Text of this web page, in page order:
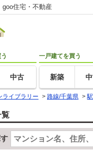
住宅・不動産
中古
一戸建てを買う
新築
ライブラリー > 路線/千葉県 >
覧